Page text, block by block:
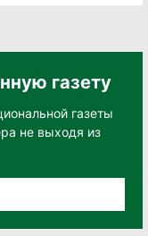
газету
газеты
не выходя из